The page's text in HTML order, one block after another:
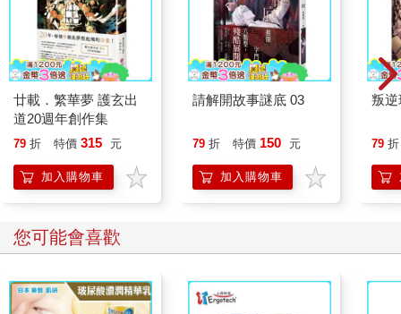
廿載．繁華夢 護玄出
道20週年創作集
79 折 特價 315 元
加入購物車
請解開故事謎底 03
79 折 特價 150 元
加入購物車
叛逆
79 折
您可能會喜歡